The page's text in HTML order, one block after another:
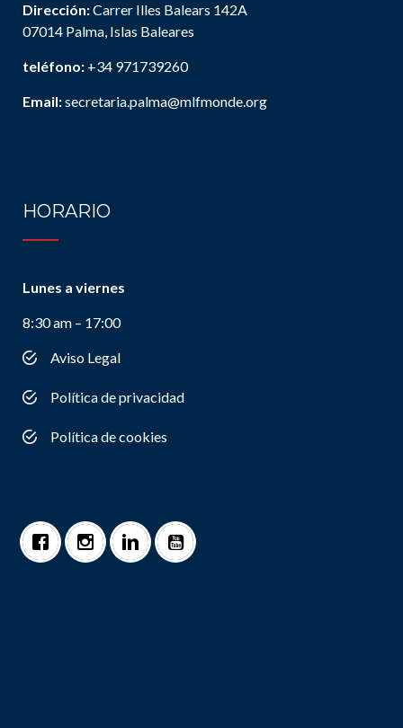
Dirección:Carrer Illes Balears 142A
07014 Palma, Islas Baleares
teléfono: +34 971739260
Email:secretaria.palma@mlfmonde.org
HORARIO
Lunes a viernes
8:30 am – 17:00
Aviso Legal
Política de privacidad
Política de cookies